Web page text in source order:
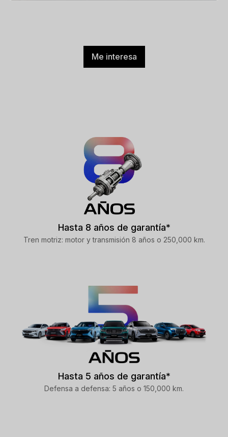
Me interesa
Hasta 8 años de garantía*
Tren motriz: motor y transmisión 8 años o 250,000 km.
Hasta 5 años de garantía*
Defensa a defensa: 5 años o 150,000 km.